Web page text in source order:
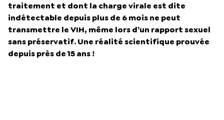
traitement et dont la charge virale est dite
indétectable depuis plus de 6 mois ne peut
transmettre le VIH, même lors d’un rapport sexuel
sans préservatif. Une réalité scientifique prouvée
depuis près de 15 ans !